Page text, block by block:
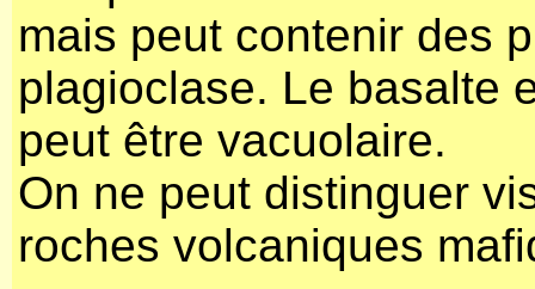
mais peut contenir des
plagioclase. Le basalte
peut être vacuolaire.
On ne peut distinguer
roches volcaniques